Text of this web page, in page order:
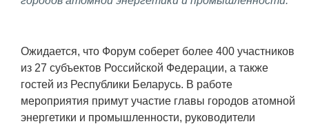
Забабахинские научные чтения
Семинар «Радиационная физика
металлов и сплавов»
Ожидается, что Форум соберет более 400 участников
из 27 субъектов Российской Федерации, а также
гостей из Республики Беларусь. В работе
мероприятия примут участие главы городов атомной
энергетики и промышленности, руководители